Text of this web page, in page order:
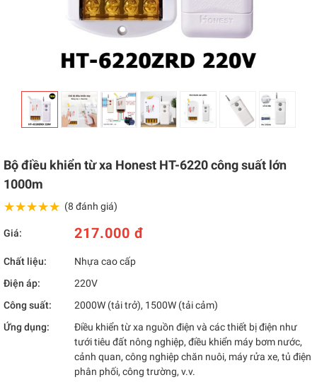
Bộ điều khiển từ xa Honest HT-6220 công suất lớn
1000m
★★★★★
★★★★★ (8 đánh giá)
Giá: 217.000 đ
Chất liệu:
Nhựa cao cấp
Điện áp:
220V
Công suất:
2000W (tải trở), 1500W (tải cảm)
Ứng dụng:
Điều khiển từ xa nguồn điện và các thiết bị điện như
tưới tiêu đất nông nghiệp, điều khiển máy bơm nước,
cảnh quan, công nghiệp chăn nuôi, máy rửa xe, tủ điện
phân phối, công trường, v.v.